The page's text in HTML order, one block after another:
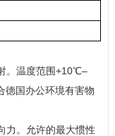
。温度范围+10℃–
德国办公环境有害物
力。允许的最大惯性